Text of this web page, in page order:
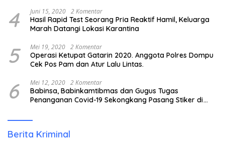
4 Juni 15, 2020 2 Komentar
Hasil Rapid Test Seorang Pria Reaktif Hamil, Keluarga
Marah Datangi Lokasi Karantina
5 Mei 19, 2020 2 Komentar
Operasi Ketupat Gatarin 2020. Anggota Polres Dompu
Cek Pos Pam dan Atur Lalu Lintas.
6 Mei 12, 2020 2 Komentar
Babinsa, Babinkamtibmas dan Gugus Tugas
Penanganan Covid-19 Sekongkang Pasang Stiker di
Berita Kriminal